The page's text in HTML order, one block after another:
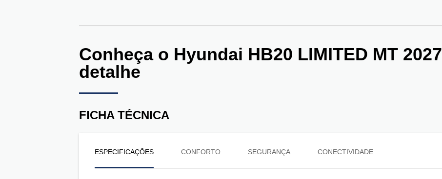
Conheça o Hyundai HB20 LIMITED MT 2027
detalhe
FICHA TÉCNICA
ESPECIFICAÇÕES CONFORTO SEGURANÇA CONECTIVIDADE